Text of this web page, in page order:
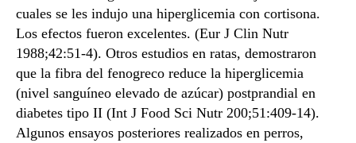
cuales se les indujo una hiperglicemia con cortisona.
Los efectos fueron excelentes. (Eur J Clin Nutr
1988;42:51-4). Otros estudios en ratas, demostraron
que la fibra del fenogreco reduce la hiperglicemia
(nivel sanguíneo elevado de azúcar) postprandial en
diabetes tipo II (Int J Food Sci Nutr 200;51:409-14).
Algunos ensayos posteriores realizados en perros,